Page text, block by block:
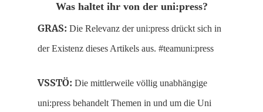
Was haltet ihr von der uni:press?
GRAS: Die Relevanz der uni:press drückt sich in
der Existenz dieses Artikels aus. #teamuni:press
VSSTÖ: Die mittlerweile völlig unabhängige
uni:press behandelt Themen in und um die Uni